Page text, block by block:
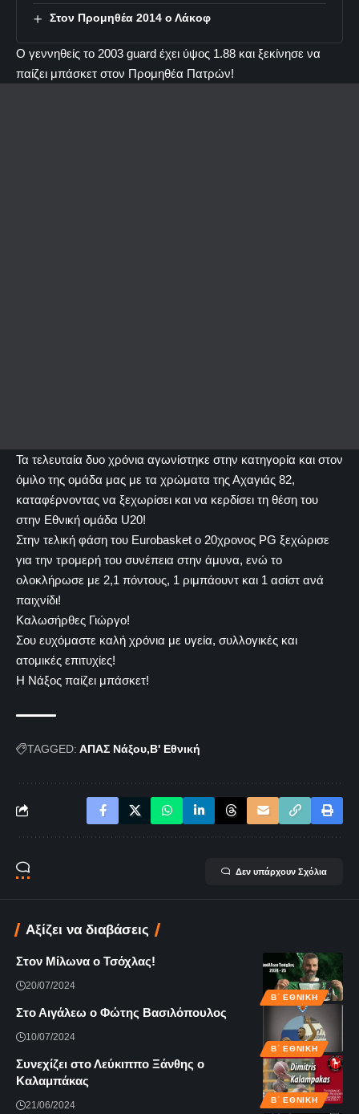
Στον Προμηθέα 2014 ο Λάκοφ
Ο γεννηθείς το 2003 guard έχει ύψος 1.88 και ξεκίνησε να
παίζει μπάσκετ στον Προμηθέα Πατρών!
Τα τελευταία δυο χρόνια αγωνίστηκε στην κατηγορία και στον
όμιλο της ομάδα μας με τα χρώματα της Αχαγιάς 82,
καταφέρνοντας να ξεχωρίσει και να κερδίσει τη θέση του
στην Εθνική ομάδα U20!
Στην τελική φάση του Eurobasket ο 20χρονος PG ξεχώρισε
για την τρομερή του συνέπεια στην άμυνα, ενώ το
ολοκλήρωσε με 2,1 πόντους, 1 ριμπάουντ και 1 ασίστ ανά
παιχνίδι!
Καλωσήρθες Γιώργο!
Σου ευχόμαστε καλή χρόνια με υγεία, συλλογικές και
ατομικές επιτυχίες!
Η Νάξος παίζει μπάσκετ!
TAGGED: ΑΠΑΣ Νάξου Β' Εθνική
Δεν υπάρχουν Σχόλια
Αξίζει να διαβάσεις
Β΄ ΕΘΝΙΚΉ
Στον Μίλωνα ο Τσόχλας!
20/07/2024
Β΄ ΕΘΝΙΚΉ
Στο Αιγάλεω ο Φώτης Βασιλόπουλος
10/07/2024
Β΄ ΕΘΝΙΚΉ
Συνεχίζει στο Λεύκιππο Ξάνθης ο
Καλαμπάκας
21/06/2024